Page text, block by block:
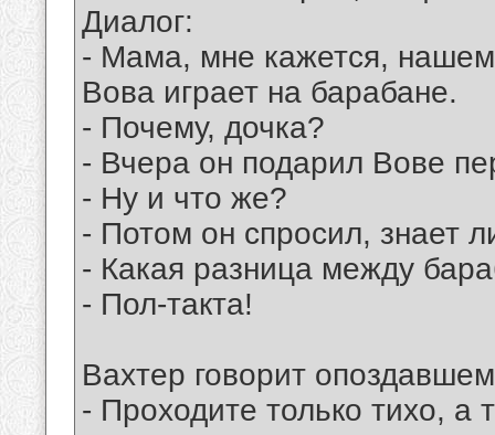
Диалог:
- Мама, мне кажется,
Вова играет на барабане.
- Почему, дочка?
- Вчера он подарил Вове
- Ну и что же?
- Потом он спросил, знает
- Какая разница между
- Пол-такта!
Вахтер говорит
- Проходите только тихо, а